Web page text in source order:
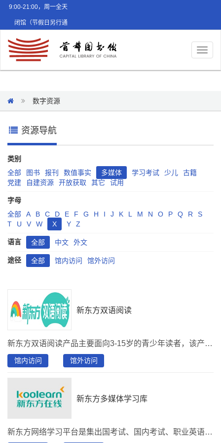
9:00-21:00，周一全天
闭馆（节假日另行通
数字资源
资源导航
类别
全部
图书 报刊 数值事实 多媒体 学习考试 少儿
古籍
党建
自建资源 开放获取 其它 试用
字母
全部
A B C D E F G H I J K L M N O P Q R
S
T
U V W X Y Z
语言 全部 中文 外文
途径 全部 馆内访问 馆外访问
新东方双语阅读
新东方双语阅读产品主要面向3-15岁的青少年读者，该产品专为中国中小学生提供原版数字绘本及场景化学习方法的一站式分级阅读解决方案。产品依托优质、海量的原版绘本资源，采用国际权威的蓝思分级体系，精心设计绘本课程内容，科学安排学习步骤；从听、读、讲、练、测五个方面逐层提升英语能力；培养学生成为独立阅读者。
馆内访问 馆外访问
新东方多媒体学习库
新东方网络学习平台是集出国考试、国内考试、职业英语、基础英语、多语种、IT教育等领域内的培训资源。汇集新东方名师执教，内容与面授班完全同步，并且持续更新，实现与名师的实时在线交流。用户可以自主安排学习进度，了解考试信息，充分享受网络学习的乐趣。